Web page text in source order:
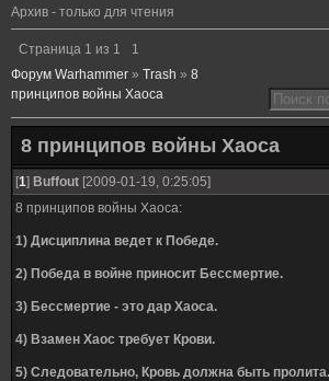
Архив - только для чтения
Страница 1 из 1
1
Форум Warhammer » Trash » 8
принципов войны Хаоса
8 принципов войны Хаоса
[1] Buffout [2009-01-19, 0:25:05]
8 принципов войны Хаоса:
1) Дисциплина ведет к Победе.
2) Победа в войне приносит Бессмертие.
3) Бессмертие - это дар Хаоса.
4) Взамен Хаос требует Крови.
5) Следовательно, Кровь должна быть пролита.